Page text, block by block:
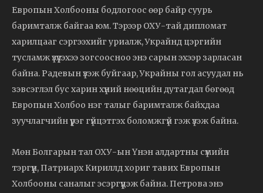
Европын Холбооны бодлогоос өөр байр суурь
баримталж байгаа юм. Тэрээр ОХУ-тай дипломат
харилцааг сэргээхийг уриалж, Украйнд цэргийн
тусламж үзүүлэхээ зогсоосноо энэ сарын эхээр зарласан
байна. Радевын үзэж буйгаар, Украйны гол асуудал нь
зэвсэглэл бус харин хүний нөөцийн дутагдал бөгөөд
Европын Холбоо нэг талыг баримталж байхдаа
зуучлагчийн үүрэг гүйцэтгэх боломжгүй гэж үзэж байна.
Мөн Болгарын тал ОХУ-ын Үнэн алдартны сүмийн
тэргүүн, Патриарх Кириллд хориг тавих Европын
Холбооны саналыг эсэргүүцэж байна. Петрова энэ